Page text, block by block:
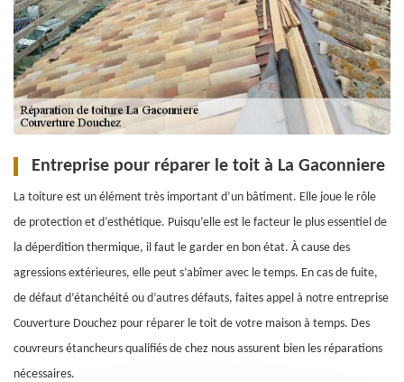
Entreprise pour réparer le toit à La Gaconniere
La toiture est un élément très important d’un bâtiment. Elle joue le rôle
de protection et d’esthétique. Puisqu’elle est le facteur le plus essentiel de
la déperdition thermique, il faut le garder en bon état. À cause des
agressions extérieures, elle peut s’abîmer avec le temps. En cas de fuite,
de défaut d’étanchéité ou d’autres défauts, faites appel à notre entreprise
Couverture Douchez pour réparer le toit de votre maison à temps. Des
couvreurs étancheurs qualifiés de chez nous assurent bien les réparations
nécessaires.